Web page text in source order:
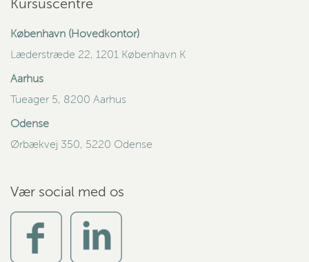
Kursuscentre
København (Hovedkontor)
Læderstræde 22, 1201 København K
Aarhus
Tueager 5, 8200 Aarhus
Odense
Ørbækvej 350, 5220 Odense
Vær social med os